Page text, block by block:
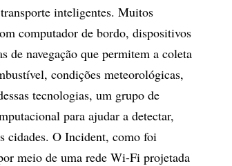
inteligentes. Muitos
computador de bordo, dispositivos
de navegação que permitem a coleta
condições meteorológicas,
tecnologias, um grupo de
para ajudar a detectar,
cidades. O Incident, como foi
meio de uma rede Wi-Fi projetada